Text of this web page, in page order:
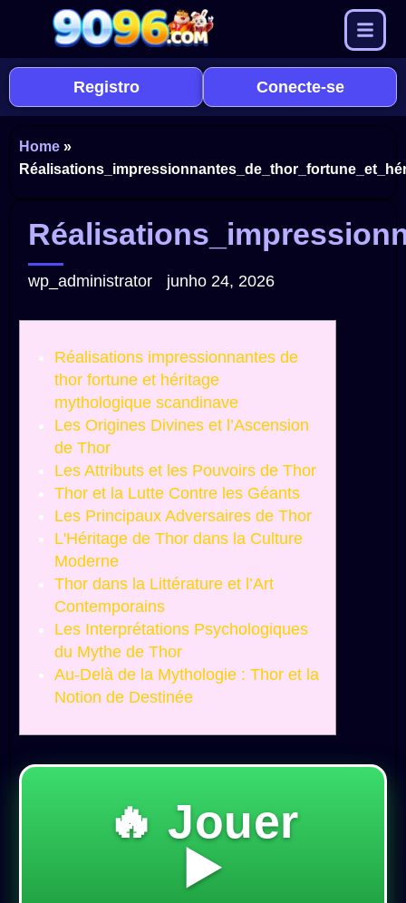
Registro Conecte-se
Home »
wp_administrator junho 24, 2026
Réalisations impressionnantes de
thor fortune et héritage
mythologique scandinave
Les Origines Divines et l’Ascension
de Thor
Les Attributs et les Pouvoirs de Thor
Thor et la Lutte Contre les Géants
Les Principaux Adversaires de Thor
L'Héritage de Thor dans la Culture
Moderne
Thor dans la Littérature et l’Art
Contemporains
Les Interprétations Psychologiques
du Mythe de Thor
Au-Delà de la Mythologie : Thor et la
Notion de Destinée
🔥 Jouer
▶️